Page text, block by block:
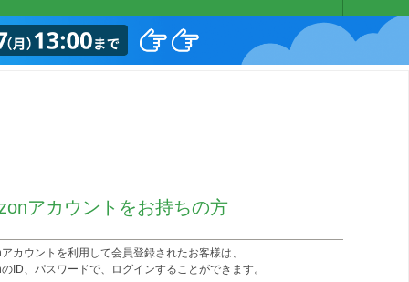
アカウントをお持ちの方
カウントを利用して会員登録されたお客様は、
ID、パスワードで、ログインすることができます。